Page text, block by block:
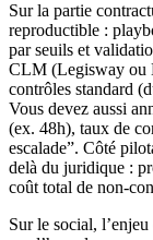
Sur la partie
reproductible :
par seuils et
CLM (Legisway ou
contrôles standard
Vous devez aussi
(ex. 48h), taux de
escalade”. Côté
delà du juridique :
coût total de non-
Sur le social,